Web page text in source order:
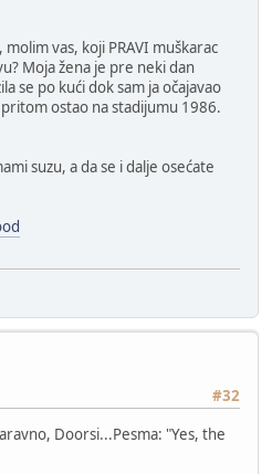
vas, koji PRAVI muškarac
Moja žena je pre neki dan
se po kući dok sam ja očajavao
ostao na stadijumu 1986.
suzu, a da se i dalje osećate
#32
Doorsi...Pesma: "Yes, the